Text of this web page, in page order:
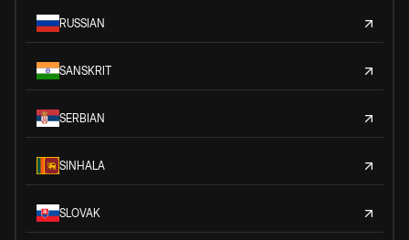
RUSSIAN
SANSKRIT
SERBIAN
SINHALA
SLOVAK